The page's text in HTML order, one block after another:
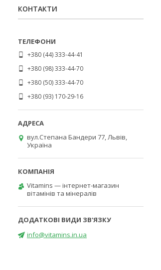
КОНТАКТИ
+380 (44) 333-44-41
+380 (98) 333-44-70
+380 (50) 333-44-70
+380 (93) 170-29-16
вул.Степана Бандери 77, Львів,
Україна
Vitamins — інтернет-магазин
вітамінів та мінералів
info@vitamins.in.ua